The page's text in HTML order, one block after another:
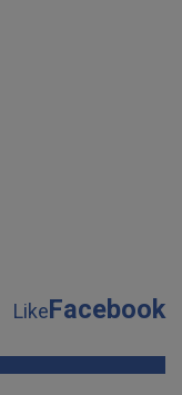
LikeFacebook